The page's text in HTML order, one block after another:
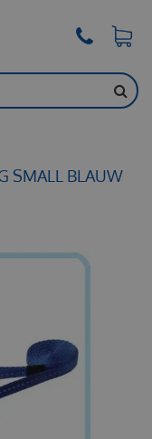
SMALL BLAUW